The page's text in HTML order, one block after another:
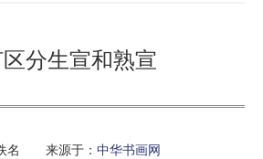
分生宣和熟宣
名 来源于： 中华书画网